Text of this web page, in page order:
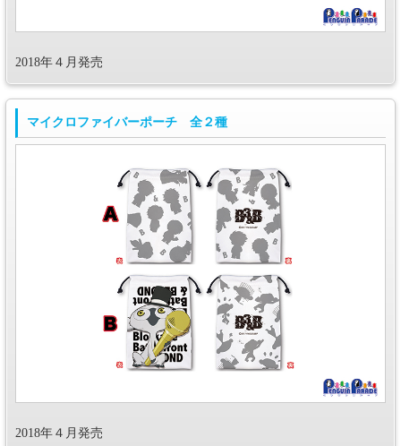
2018年４月発売
マイクロファイバーポーチ 全２種
2018年４月発売